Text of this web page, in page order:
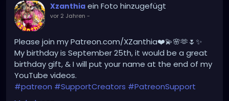
Xzanthia ein Foto hinzugefügt
vor 2 Jahren -
Please join my Patreon.com/XZanthia❤️💫🌸🫶🌷✨
My birthday is September 25th, it would be a great
birthday gift, & I will put your name at the end of my
YouTube videos.
#patreon #SupportCreators #PatreonSupport
#ExclusiveContent